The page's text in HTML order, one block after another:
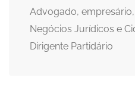
Advogado,
Negócios Jurídicos e
Dirigente Partidário